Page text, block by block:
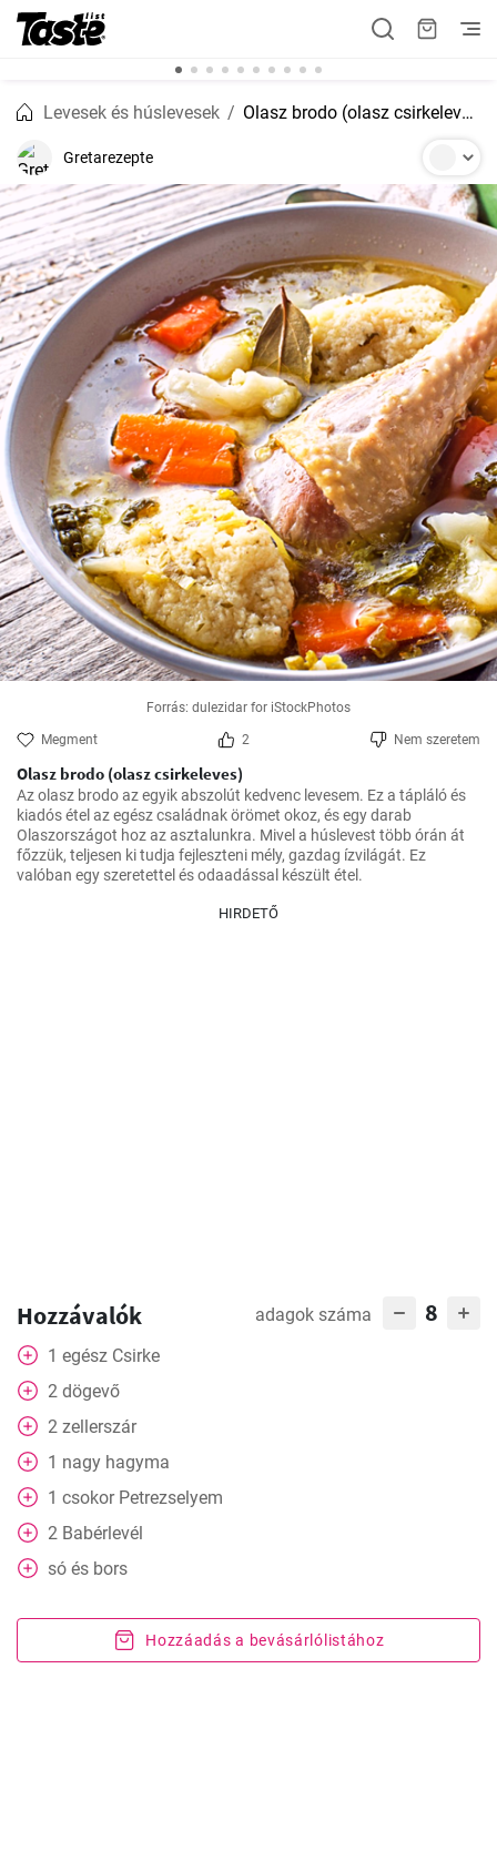
Levesek és húslevesek Olasz brodo (olasz csirkeleves)
Gretarezepte
Forrás: dulezidar for iStockPhotos
Megment 2 Nem szeretem
Olasz brodo (olasz csirkeleves)
Az olasz brodo az egyik abszolút kedvenc levesem. Ez a tápláló és
kiadós étel az egész családnak örömet okoz, és egy darab
Olaszországot hoz az asztalunkra. Mivel a húslevest több órán át
főzzük, teljesen ki tudja fejleszteni mély, gazdag ízvilágát. Ez
valóban egy szeretettel és odaadással készült étel.
HIRDETŐ
Hozzávalók adagok száma 8
1 egész Csirke
2 dögevő
2 zellerszár
1 nagy hagyma
1 csokor Petrezselyem
2 Babérlevél
só és bors
Hozzáadás a bevásárlólistához